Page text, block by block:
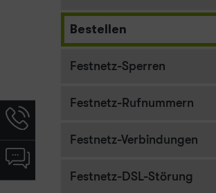
Bestellen
Festnetz-Sperren
Festnetz-Rufnummern
Festnetz-Verbindungen
Festnetz-DSL-Störung
Hotline-
Informationen
werden
angezeigt
Chat-
Informationen
werden